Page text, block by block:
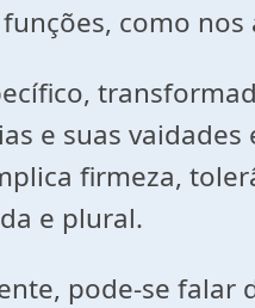
como nos
e suas vaidades
firmeza,
e plural.
pode-se falar